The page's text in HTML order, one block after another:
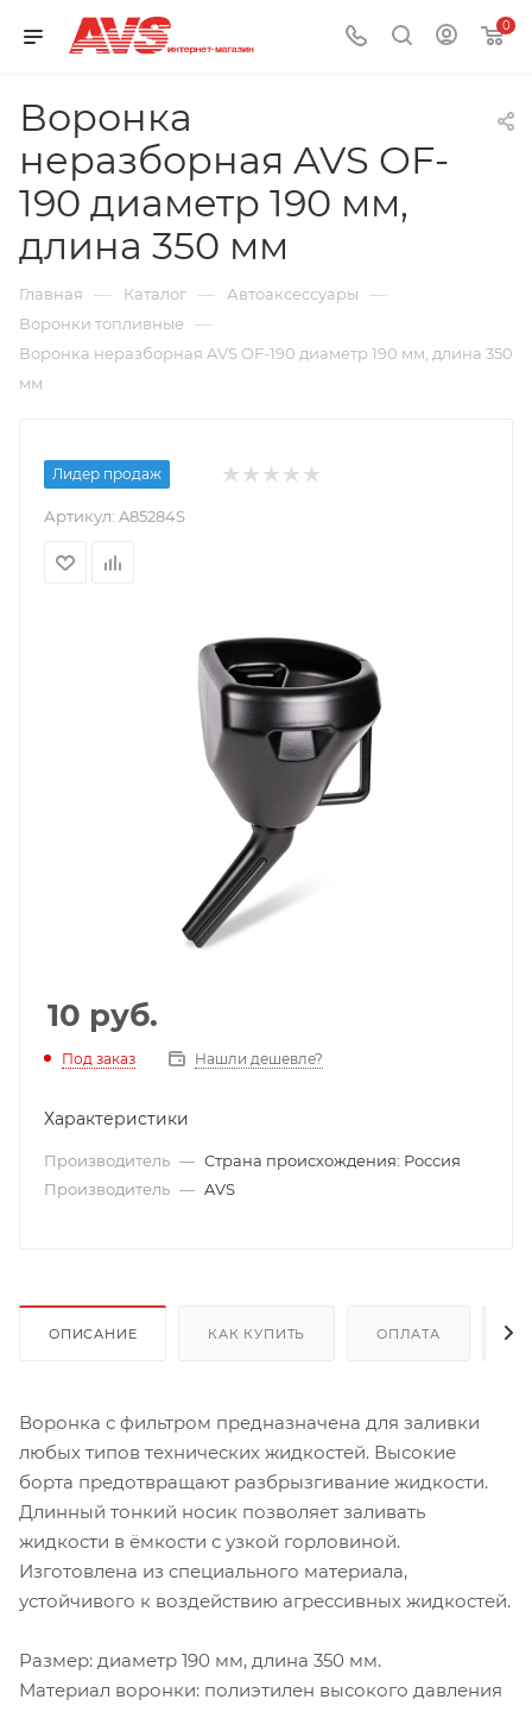
0
Воронка
неразборная AVS OF-
190 диаметр 190 мм,
длина 350 мм
Главная — Каталог — Автоаксессуары —
Воронки топливные —
Воронка неразборная AVS OF-190 диаметр 190 мм, длина 350
мм
Лидер продаж
Артикул: A85284S
10 руб.
Под заказ Нашли дешевле?
Характеристики
Производитель — Страна происхождения: Россия
Производитель — AVS
ОПИСАНИЕ КАК КУПИТЬ ОПЛАТА
Воронка с фильтром предназначена для заливки
любых типов технических жидкостей. Высокие
борта предотвращают разбрызгивание жидкости.
Длинный тонкий носик позволяет заливать
жидкости в ёмкости с узкой горловиной.
Изготовлена из специального материала,
устойчивого к воздействию агрессивных жидкостей.
Размер: диаметр 190 мм, длина 350 мм.
Материал воронки: полиэтилен высокого давления